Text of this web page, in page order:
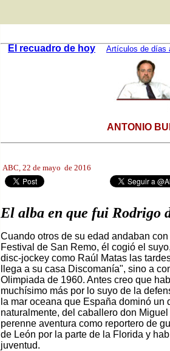
El recuadro de hoy Artículos de días
ANTONIO
ABC, 22 de mayo de 2016
El alba en que fui Rodrigo
Cuando otros de su edad andaban
Festival de San Remo, él cogió el
disc-jockey como Raúl Matas las
llega a su casa Discomanía", sino a
Olimpiada de 1960. Antes creo que
muchísimo más por lo suyo de la
la mar oceana que España dominó
naturalmente, del caballero don
perenne aventura como reportero de
de León por la parte de la Florida y
juventud.